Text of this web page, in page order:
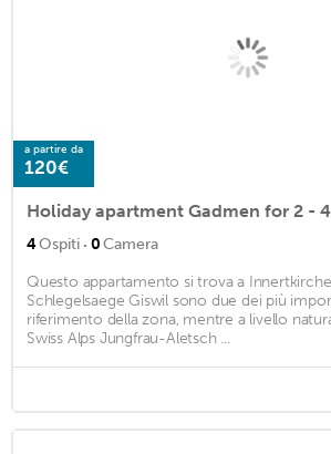
a partire da
120€
4Ospiti · 0Camera
Questo appartamento si trova a
Schlegelsaege Giswil sono due dei più
riferimento della zona, mentre a livello
Swiss Alps Jungfrau-Aletsch ...